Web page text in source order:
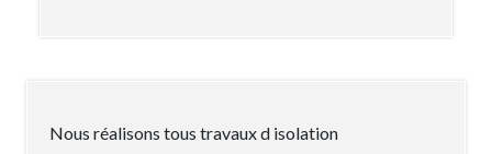
Nous réalisons tous travaux d isolation